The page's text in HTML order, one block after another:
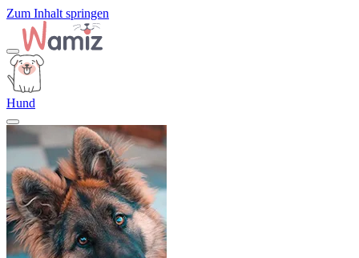
Zum Inhalt springen
Hund